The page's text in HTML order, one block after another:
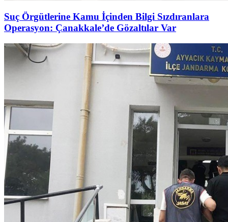
Suç Örgütlerine Kamu İçinden Bilgi Sızdıranlara
Operasyon: Çanakkale’de Gözaltılar Var